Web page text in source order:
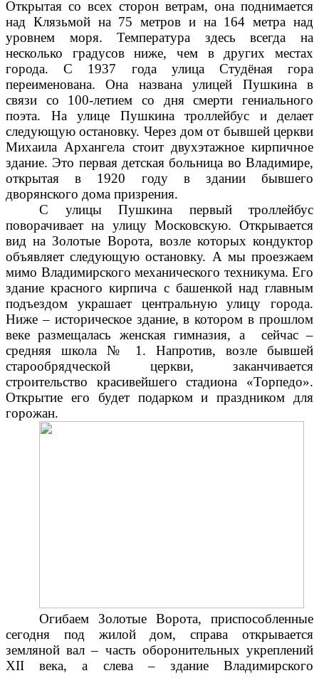
Открытая со всех сторон ветрам, она поднимается
над Клязьмой на 75 метров и на 164 метра над
уровнем моря. Температура здесь всегда на
несколько градусов ниже, чем в других местах
города. С 1937 года улица Студёная гора
переименована. Она названа улицей Пушкина в
связи со 100-летием со дня смерти гениального
поэта. На улице Пушкина троллейбус и делает
следующую остановку. Через дом от бывшей церкви
Михаила Архангела стоит двухэтажное кирпичное
здание. Это первая детская больница во Владимире,
открытая в 1920 году в здании бывшего
дворянского дома призрения.
С улицы Пушкина первый троллейбус
поворачивает на улицу Московскую. Открывается
вид на Золотые Ворота, возле которых кондуктор
объявляет следующую остановку. А мы проезжаем
мимо Владимирского механического техникума. Его
здание красного кирпича с башенкой над главным
подъездом украшает центральную улицу города.
Ниже – историческое здание, в котором в прошлом
веке размещалась женская гимназия, а сейчас –
средняя школа № 1. Напротив, возле бывшей
старообрядческой церкви, заканчивается
строительство красивейшего стадиона «Торпедо».
Открытие его будет подарком и праздником для
горожан.
Огибаем Золотые Ворота, приспособленные
сегодня под жилой дом, справа открывается
земляной вал – часть оборонительных укреплений
XII века, а слева – здание Владимирского